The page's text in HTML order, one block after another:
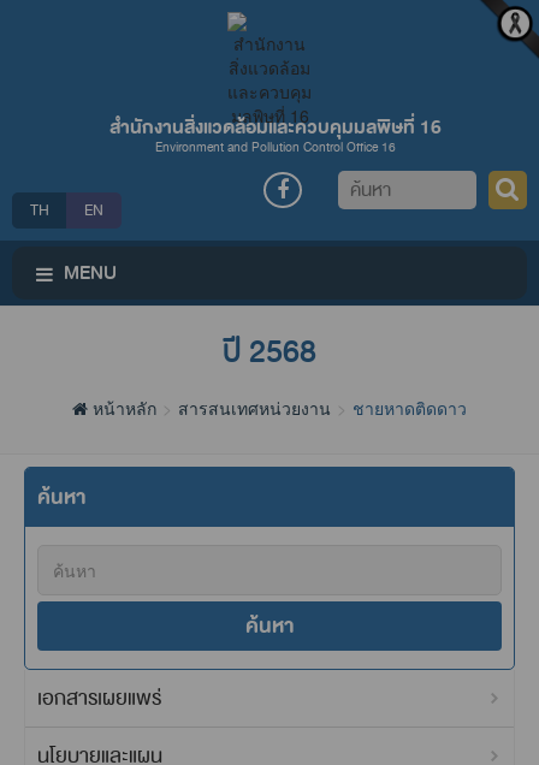
สำนักงานสิ่งแวดล้อมและควบคุมมลพิษที่ 16
Environment and Pollution Control Office 16
TH EN
ค้นหา
MENU
ปี 2568
หน้าหลัก สารสนเทศหน่วยงาน ชายหาดติดดาว
ค้นหา
ค้นหา
เอกสารเผยแพร่
นโยบายและแผน